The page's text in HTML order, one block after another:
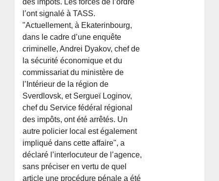
des impôts. Les forces de l’ordre
l’ont signalé à TASS.
"Actuellement, à Ekaterinbourg,
dans le cadre d’une enquête
criminelle, Andrei Dyakov, chef de
la sécurité économique et du
commissariat du ministère de
l’Intérieur de la région de
Sverdlovsk, et Sergueï Loginov,
chef du Service fédéral régional
des impôts, ont été arrêtés. Un
autre policier local est également
impliqué dans cette affaire", a
déclaré l’interlocuteur de l’agence,
sans préciser en vertu de quel
article une procédure pénale a été